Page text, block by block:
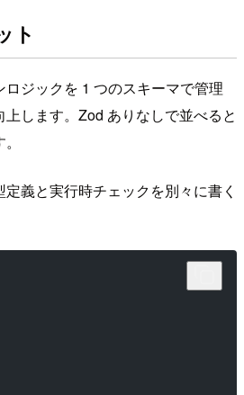
ト
ジックを 1 つのスキーマで管理
します。Zod ありなしで並べると
義と実行時チェックを別々に書く